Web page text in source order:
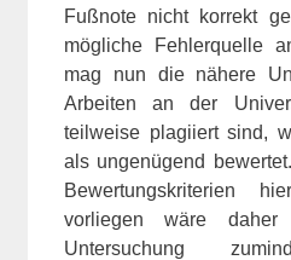
Fußnote nicht korrekt
mögliche Fehlerquelle
mag nun die nähere
Arbeiten an der
teilweise plagiiert sind,
als ungenügend
Bewertungskriterien
vorliegen wäre
Untersuchung